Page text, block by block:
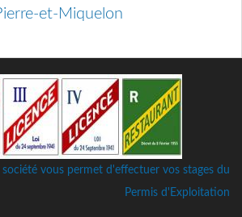
et-Miquelon
vous permet d'effectuer vos stages du
Permis d'Exploitation